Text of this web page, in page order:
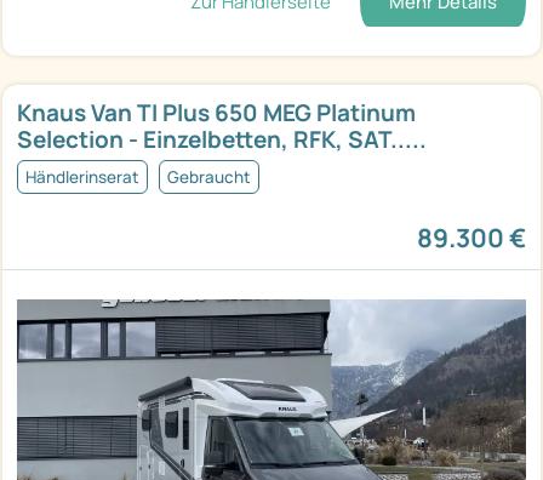
Knaus Van TI Plus 650 MEG Platinum
Selection - Einzelbetten, RFK, SAT.....
Händlerinserat Gebraucht
89.300 €